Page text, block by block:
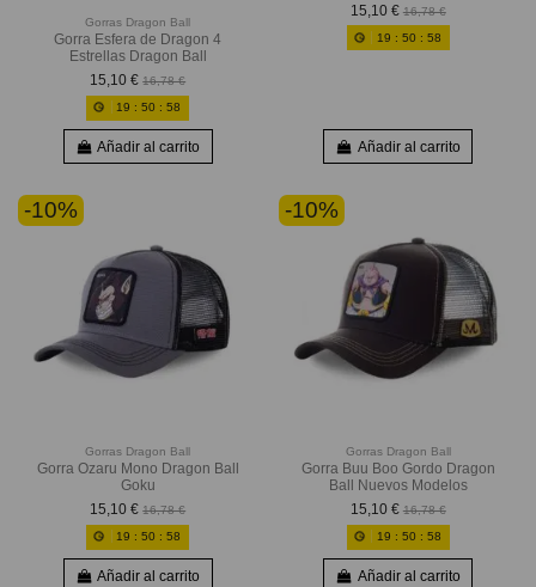
Gorras Dragon Ball
Gorra Esfera de Dragon 4
Estrellas Dragon Ball
15,10 € 16,78 €
19 :50 :56
Añadir al carrito
15,10 € 16,78 €
19 : 50 : 56
Añadir al carrito
-10%
Gorras Dragon Ball
Gorra Ozaru Mono Dragon Ball
Goku
15,10 € 16,78 €
19 :50 :56
Añadir al carrito
-10%
Gorras Dragon Ball
Gorra Buu Boo Gordo Dragon
Ball Nuevos Modelos
15,10 € 16,78 €
19 : 50 : 56
Añadir al carrito